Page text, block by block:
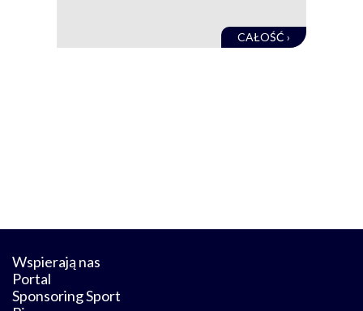
CAŁOŚĆ ›
Wspierają nas
Portal
Sponsoring Sport